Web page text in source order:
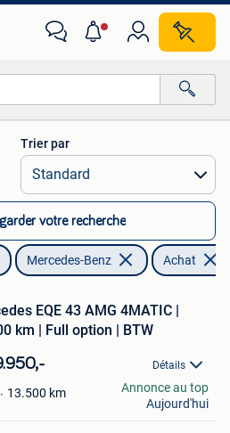
les distances…
Trier par
votre recherche
Mercedes-Benz Achat
EQE 43 AMG 4MATIC |
km | Full option | BTW
Détails
13.500 km
Annonce au top
Aujourd'hui